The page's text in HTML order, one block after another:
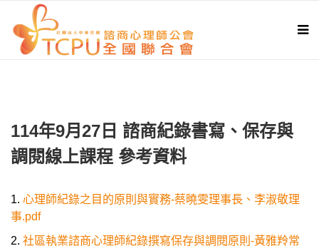
114年9月27日 諮商紀錄書寫、保存與
調閱線上課程 參考資料
1. 心理師紀錄之目的原則與實務-蔡曉雯理事長、李淑敬理
事.pdf
2. 社區執業諮商心理師紀錄撰寫保存與調閱原則-黃雅羚常